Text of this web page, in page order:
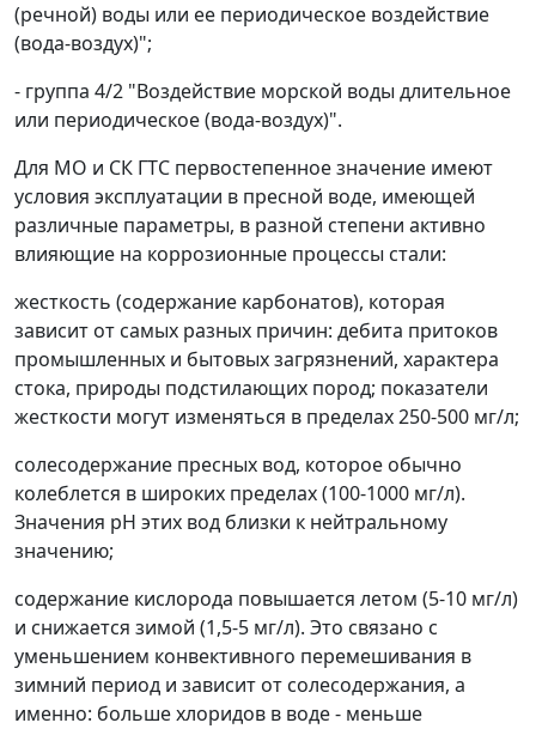
(речной) воды или ее периодическое воздействие
(вода-воздух)";
- группа 4/2 "Воздействие морской воды длительное
или периодическое (вода-воздух)".
Для МО и СК ГТС первостепенное значение имеют
условия эксплуатации в пресной воде, имеющей
различные параметры, в разной степени активно
влияющие на коррозионные процессы стали:
жесткость (содержание карбонатов), которая
зависит от самых разных причин: дебита притоков
промышленных и бытовых загрязнений, характера
стока, природы подстилающих пород; показатели
жесткости могут изменяться в пределах 250-500 мг/л;
солесодержание пресных вод, которое обычно
колеблется в широких пределах (100-1000 мг/л).
Значения рН этих вод близки к нейтральному
значению;
содержание кислорода повышается летом (5-10 мг/л)
и снижается зимой (1,5-5 мг/л). Это связано с
уменьшением конвективного перемешивания в
зимний период и зависит от солесодержания, а
именно: больше хлоридов в воде - меньше